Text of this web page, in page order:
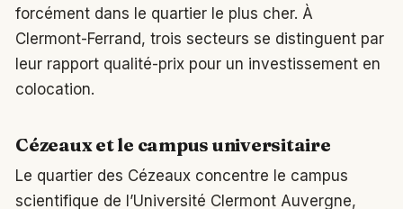
forcément dans le quartier le plus cher. À
Clermont-Ferrand, trois secteurs se distinguent par
leur rapport qualité-prix pour un investissement en
colocation.
Cézeaux et le campus universitaire
Le quartier des Cézeaux concentre le campus
scientifique de l’Université Clermont Auvergne,